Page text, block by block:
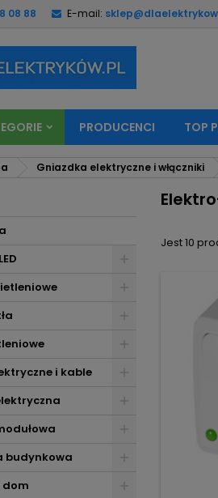
08 88 E-mail:
PRODUCENCI TOP
Gniazdka elektryczne i włączniki
i kable
budynkowa
Jest 10